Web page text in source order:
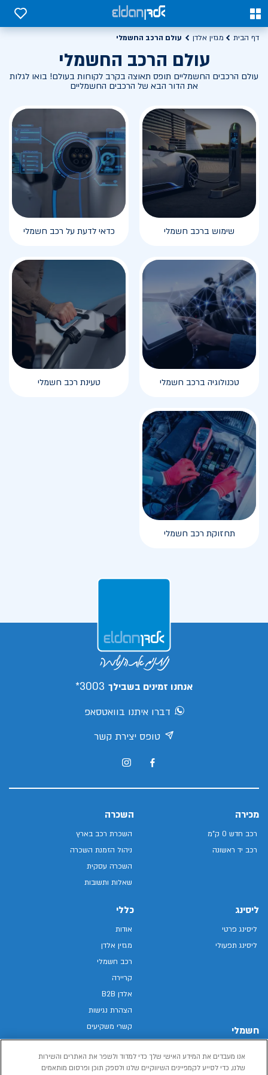
0
0
דף הבית מגזין אלדן עולם הרכב החשמלי
עולם הרכב החשמלי
עולם הרכבים החשמליים תופס תאוצה בקרב לקוחות בעולם! בואו לגלות
את הדור הבא של הרכבים החשמליים
שימוש ברכב חשמלי כדאי לדעת על רכב חשמלי
טכנולוגיה ברכב חשמלי טעינת רכב חשמלי
תחזוקת רכב חשמלי
אנחנו זמינים בשבילך 3003*
דברו איתנו בוואטסאפ
טופס יצירת קשר
מכירה
רכב חדש 0 ק"מ
רכב יד ראשונה
השכרה
השכרת רכב בארץ
ניהול הזמנת השכרה
השכרה עסקית
שאלות ותשובות
ליסינג
ליסינג פרטי
ליסינג תפעולי
חשמלי
רכב חשמלי
כללי
אודות
מגזין אלדן
רכב חשמלי
קריירה
אלדן B2B
הצהרת נגישות
קשרי משקיעים
מפת האתר
מדיניות פרטיות
אנו מעבדים את המידע האישי שלך כדי למדוד ולשפר את האתרים והשירות
שלנו, כדי לסייע לקמפיינים השיווקיים שלנו ולספק תוכן ופרסום מותאמים